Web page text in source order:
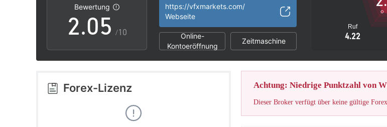
Bewertung
2
3
4
.0
1
2
5
6
7
/10
Hohes potenzielles Risiko
https://vfxmarkets.com/
Webseite
Online-
Kontoeröffnung
Zeitmaschine
Ruf
4.22
Forex-Lizenz Achtung: Niedrige Punktzahl von
Dieser Broker verfügt über keine gültige